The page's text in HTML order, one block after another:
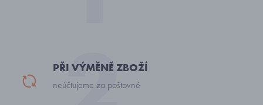
PŘI VÝMĚNĚ ZBOŽÍ
neúčtujeme za poštovné